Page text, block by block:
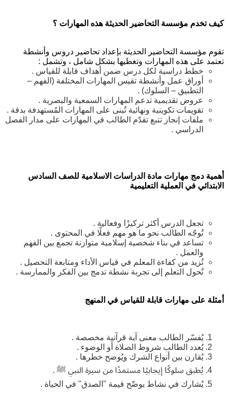
كيف تخدم مؤسسة التحاضير الحديثة هذه المهارات ؟
تقوم مؤسسة التحاضير الحديثة بإعداد تحاضير دروس وأنشطة
تعتمد على هذه المهارات وتغطيها بشكل شامل ، وتشمل :
خطط دراسية لكل درس ضمن أهداف قابلة للقياس .
أوراق عمل وأنشطة تقيس المهارات المختلفة (الفهم –
التطبيق – السلوك) .
عروض تقديمية تدعم المهارات السمعية والبصرية .
تقويمات تكوينية ونهائية تُبنى على المهارات المُستهدفة بدقة .
ملفات إنجاز تتبع تقدّم الطالب في المهارات على مدار الفصل
الدراسي .
أهمية دمج مهارات مادة الدراسات الاسلامية للصف السادس
الابتدائي في العملية التعليمية
تجعل الدرس أكثر تركيزًا وفعالية .
تُوجّه الطالب نحو ما هو مهم فعلًا في المحتوى .
تساعد في بناء شخصية إسلامية متوازنة تجمع بين الفهم
والعمل .
تُزيد من كفاءة المعلم في قياس الأداء ومتابعة التحصيل .
تُحول التعلم إلى تجربة نشطة تدمج بين الفكر والممارسة .
أمثلة على مهارات قابلة للقياس في المنهج
يُفسّر الطالب معنى آية قرآنية مخصصة .
يُعدد الطالب شروط الصلاة أو الوضوء .
يُقارن بين أنواع الشرك ويُوضح خطرها .
يُطبق سلوكًا إيجابيًا مستمدًا من سيرة النبي ﷺ .
يُشارك في نشاط يوضّح قيمة "الصدق" في الحياة .